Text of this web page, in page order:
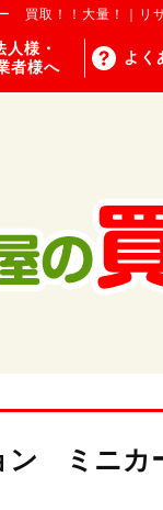
取！！大量！｜リサ
人様・
者様へ
よく
ミニカ